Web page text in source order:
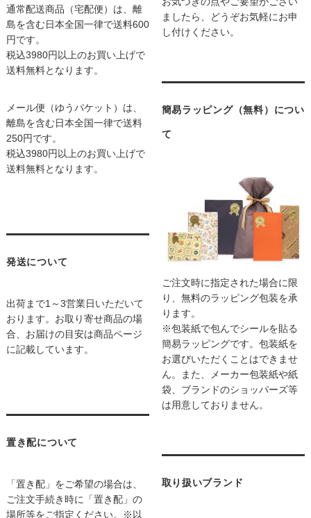
通常配送商品（宅配便）は、離
島を含む日本全国一律で送料600
円です。
税込3980円以上のお買い上げで
送料無料となります。
メール便（ゆうパケット）は、
離島を含む日本全国一律で送料
250円です。
税込3980円以上のお買い上げで
送料無料となります。
発送について
出荷まで1～3営業日いただいて
おります。お取り寄せ商品の場
合、お届けの目安は商品ページ
に記載しています。
置き配について
「置き配」をご希望の場合は、
ご注文手続き時に「置き配」の
場所等をご指定ください。※以
ましたら、どうぞお気軽にお申
し付けください。
簡易ラッピング（無料）につい
て
ご注文時に指定された場合に限
り、無料のラッピング包装を承
ります。
※包装紙で包んでシールを貼る
簡易ラッピングです。包装紙を
お選びいただくことはできませ
ん。また、メーカー包装紙や紙
袋、ブランドのショッパーズ等
は用意しておりません。
取り扱いブランド